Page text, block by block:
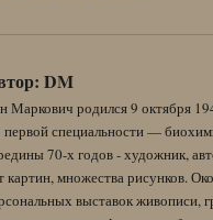
DM
Маркович родился 9 октября
специальности —
70-х годов - художник,
картин, множества рисунков.
выставок живописи,